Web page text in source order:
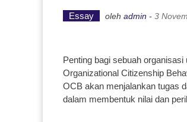
Essay oleh admin - 3
Penting bagi sebuah
Organizational Citizenship
OCB akan menjalankan tugas
dalam membentuk nilai dan